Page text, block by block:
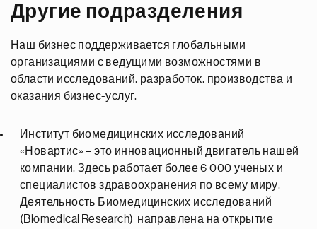
Другие подразделения
Наш бизнес поддерживается глобальными
организациями с ведущими возможностями в
области исследований, разработок, производства и
оказания бизнес-услуг.
Институт биомедицинских исследований
«Новартис» – это инновационный двигатель нашей
компании. Здесь работает более 6 000 ученых и
специалистов здравоохранения по всему миру.
Деятельность Биомедицинских исследований
(Biomedical Research) направлена на открытие